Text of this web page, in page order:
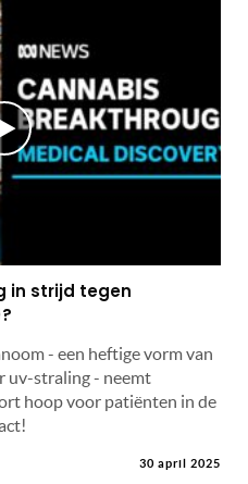
in strijd tegen
- een heftige vorm van
uv-straling - neemt
hoop voor patiënten in de
30 april 2025